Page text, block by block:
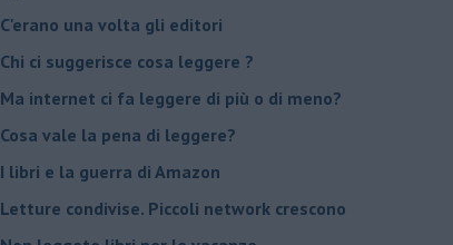
​C'erano una volta gli editori
​Chi ci suggerisce cosa leggere ?
​Ma internet ci fa leggere di più o di meno?
​Cosa vale la pena di leggere?
I libri e la guerra di Amazon
​Letture condivise. Piccoli network crescono